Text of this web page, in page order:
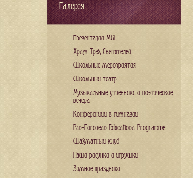
Галерея
Презентации MGL
Храм Трех Святителей
Школьные мероприятия
Школьный театр
Музыкальные утренники и поэтические
вечера
Конференции в гимназии
Pan-European Educational Programme
Шахматный клуб
Наши рисунки и игрушки
Зимние праздники